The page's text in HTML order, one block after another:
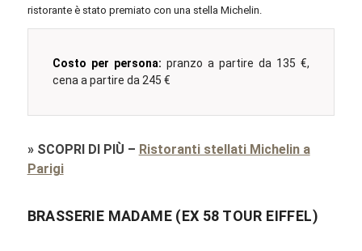
ristorante è stato premiato con una stella Michelin.
Costo per persona: pranzo a partire da 135 €,
cena a partire da 245 €
» SCOPRI DI PIÙ – Ristoranti stellati Michelin a
Parigi
BRASSERIE MADAME (EX 58 TOUR EIFFEL)